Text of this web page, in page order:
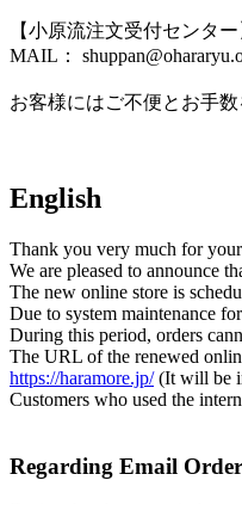
【小原流注文受付センター
MAIL：
お客様にはご不便とお手
English
Thank you very much for
We are pleased to announce
The new online store is
Due to system maintenance
During this period, orders
The URL of the renewed
https://haramore.jp/(It will be
Customers who used the
Regarding Email